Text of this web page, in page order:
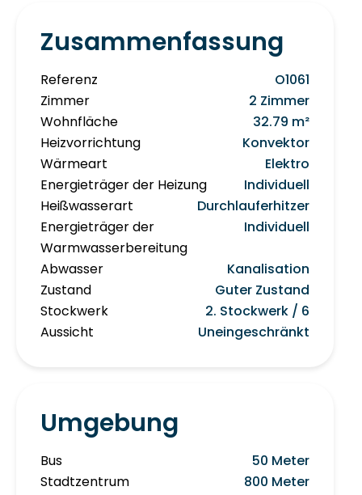
Zusammenfassung
Referenz
O1061
Zimmer
2 Zimmer
Wohnfläche
32.79 m²
Heizvorrichtung
Konvektor
Wärmeart
Elektro
Energieträger der Heizung
Individuell
Heißwasserart
Durchlauferhitzer
Energieträger der
Warmwasserbereitung
Individuell
Abwasser
Kanalisation
Zustand
Guter Zustand
Stockwerk
2. Stockwerk / 6
Aussicht
Uneingeschränkt
Umgebung
Bus
50 Meter
Stadtzentrum
800 Meter